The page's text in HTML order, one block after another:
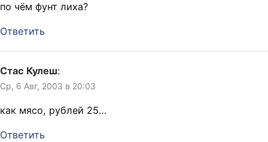
по чём фунт лиха?
Ответить
Стас Кулеш:
Ср, 6 Авг, 2003 в 20:03
как мясо, рублей 25…
Ответить